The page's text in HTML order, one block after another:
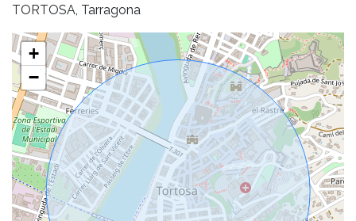
TORTOSA, Tarragona
+
−